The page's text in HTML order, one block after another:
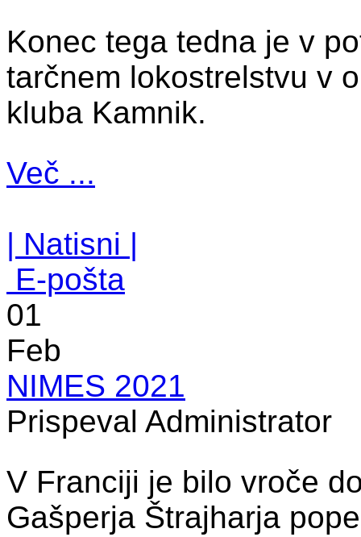
Konec tega tedna je v
tarčnem lokostrelstvu v
kluba Kamnik.
Več ...
| Natisni |
E-pošta
01
Feb
NIMES 2021
Prispeval Administrator
V Franciji je bilo vroče
Gašperja Štrajharja